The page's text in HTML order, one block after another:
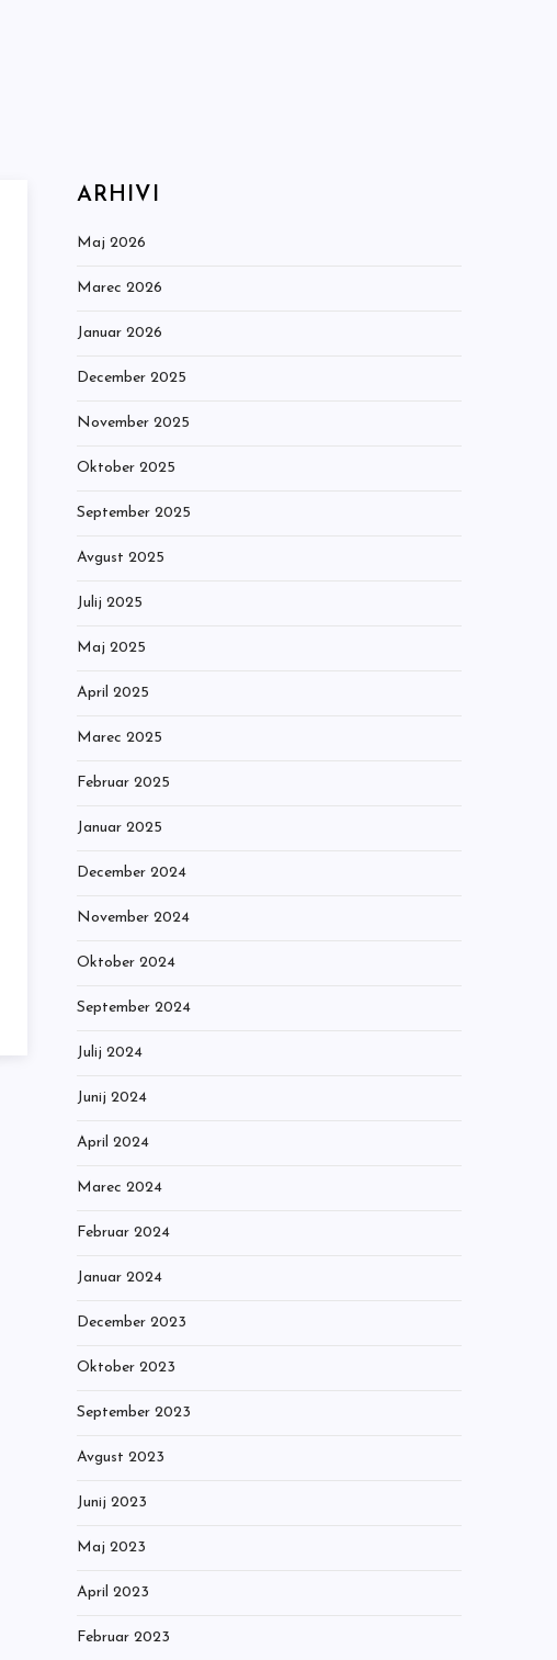
ARHIVI
Maj 2026
Marec 2026
Januar 2026
December 2025
November 2025
Oktober 2025
September 2025
Avgust 2025
Julij 2025
Maj 2025
April 2025
Marec 2025
Februar 2025
Januar 2025
December 2024
November 2024
Oktober 2024
September 2024
Julij 2024
Junij 2024
April 2024
Marec 2024
Februar 2024
Januar 2024
December 2023
Oktober 2023
September 2023
Avgust 2023
Junij 2023
Maj 2023
April 2023
Februar 2023